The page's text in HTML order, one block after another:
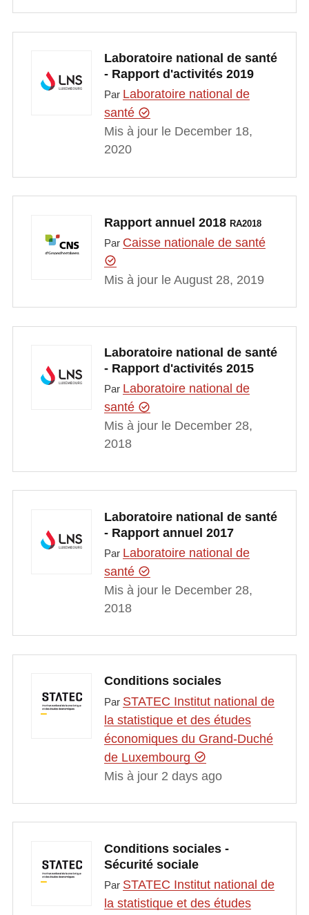
Laboratoire national de santé
- Rapport d'activités 2019
Par Laboratoire national de
santé
Mis à jour le December 18,
2020
Rapport annuel 2018 RA2018
Par Caisse nationale de santé
Mis à jour le August 28, 2019
Laboratoire national de santé
- Rapport d'activités 2015
Par Laboratoire national de
santé
Mis à jour le December 28,
2018
Laboratoire national de santé
- Rapport annuel 2017
Par Laboratoire national de
santé
Mis à jour le December 28,
2018
Conditions sociales
Par STATEC Institut national de
la statistique et des études
économiques du Grand-Duché
de Luxembourg
Mis à jour 2 days ago
Conditions sociales -
Sécurité sociale
Par STATEC Institut national de
la statistique et des études